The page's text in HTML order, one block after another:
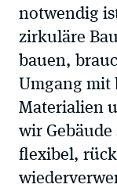
notwendig
zirkuläre
bauen,
Umgang mit
Materialien
wir Gebäude
flexibel,